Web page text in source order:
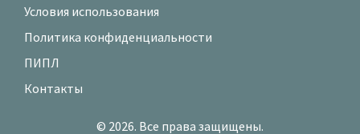
Условия использования
Политика конфиденциальности
ПИПЛ
Контакты
© 2026. Все права защищены.